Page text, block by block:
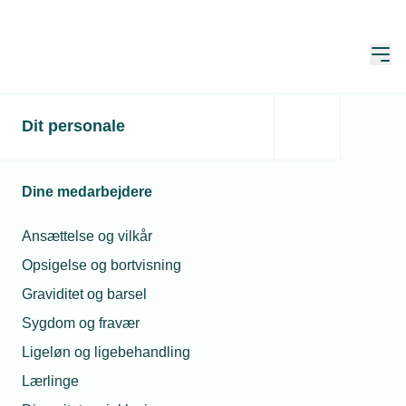
Dit personale
Dine medarbejdere
Ansættelse og vilkår
Opsigelse og bortvisning
Graviditet og barsel
Sygdom og fravær
Ligeløn og ligebehandling
Lærlinge
TEKNIQ Alle nyheder